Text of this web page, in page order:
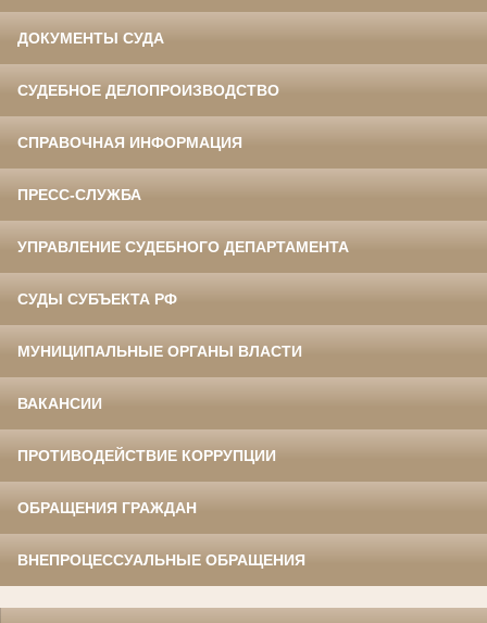
ДОКУМЕНТЫ СУДА
СУДЕБНОЕ ДЕЛОПРОИЗВОДСТВО
СПРАВОЧНАЯ ИНФОРМАЦИЯ
ПРЕСС-СЛУЖБА
УПРАВЛЕНИЕ СУДЕБНОГО ДЕПАРТАМЕНТА
СУДЫ СУБЪЕКТА РФ
МУНИЦИПАЛЬНЫЕ ОРГАНЫ ВЛАСТИ
ВАКАНСИИ
ПРОТИВОДЕЙСТВИЕ КОРРУПЦИИ
ОБРАЩЕНИЯ ГРАЖДАН
ВНЕПРОЦЕССУАЛЬНЫЕ ОБРАЩЕНИЯ